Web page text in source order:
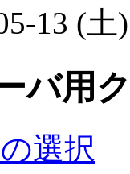
13 (土
バ用
選択